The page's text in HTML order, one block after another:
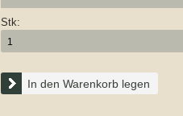
Stk:
In den Warenkorb legen